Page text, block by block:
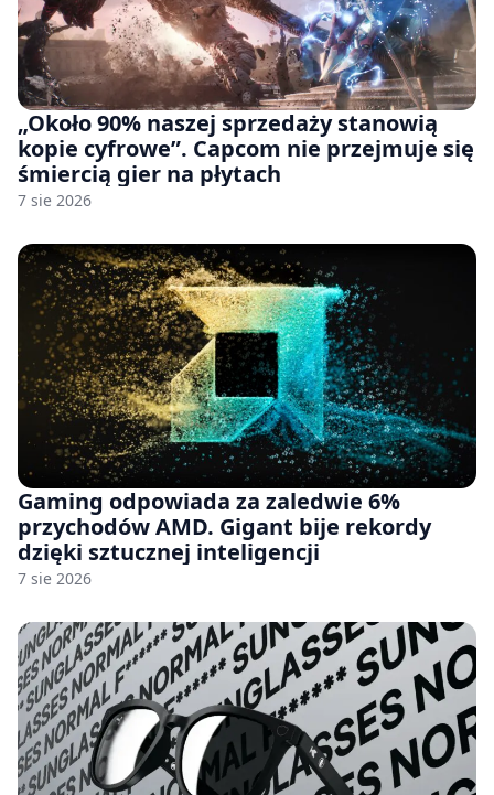
„Około 90% naszej sprzedaży stanowią
kopie cyfrowe”. Capcom nie przejmuje się
śmiercią gier na płytach
7 sie 2026
Gaming odpowiada za zaledwie 6%
przychodów AMD. Gigant bije rekordy
dzięki sztucznej inteligencji
7 sie 2026